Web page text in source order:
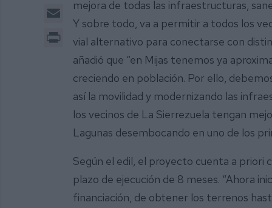
Email
mejora de todas las infraestructuras,
Y sobre todo, va a permitir a todos los
vial alternativo para conectarse con
añadió que “en Mijas tenemos ya
creciendo en población. Por ello,
así la movilidad y modernizando las
los vecinos de La Sierrezuela tengan
Lagunas desembocando en uno de los
Según el edil, el proyecto cuenta a priori
plazo de ejecución de 8 meses. “Ahora
financiación, de obtener los terrenos